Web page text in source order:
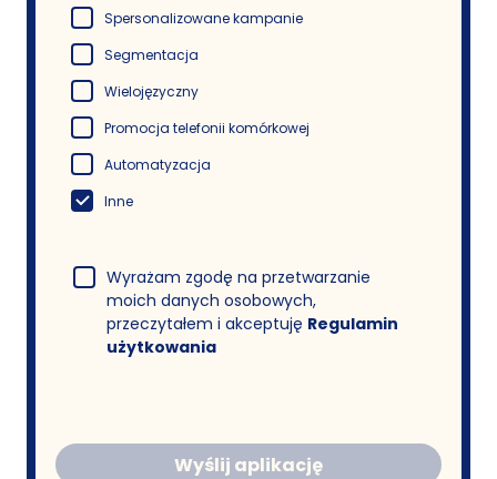
Spersonalizowane kampanie
Segmentacja
Wielojęzyczny
Promocja telefonii komórkowej
Automatyzacja
Inne
Wyrażam zgodę na przetwarzanie
moich danych osobowych,
przeczytałem i akceptuję Regulamin
użytkowania
Wyślij aplikację